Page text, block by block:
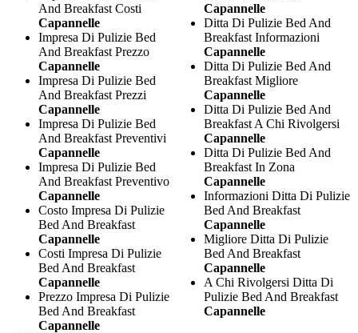
And Breakfast Costi
Capannelle
Impresa Di Pulizie Bed
And Breakfast Prezzo
Capannelle
Impresa Di Pulizie Bed
And Breakfast Prezzi
Capannelle
Impresa Di Pulizie Bed
And Breakfast Preventivi
Capannelle
Impresa Di Pulizie Bed
And Breakfast Preventivo
Capannelle
Costo Impresa Di Pulizie
Bed And Breakfast
Capannelle
Costi Impresa Di Pulizie
Bed And Breakfast
Capannelle
Prezzo Impresa Di Pulizie
Bed And Breakfast
Capannelle
Capannelle
Ditta Di Pulizie Bed And
Breakfast Informazioni
Capannelle
Ditta Di Pulizie Bed And
Breakfast Migliore
Capannelle
Ditta Di Pulizie Bed And
Breakfast A Chi Rivolgersi
Capannelle
Ditta Di Pulizie Bed And
Breakfast In Zona
Capannelle
Informazioni Ditta Di Pulizie
Bed And Breakfast
Capannelle
Migliore Ditta Di Pulizie
Bed And Breakfast
Capannelle
A Chi Rivolgersi Ditta Di
Pulizie Bed And Breakfast
Capannelle